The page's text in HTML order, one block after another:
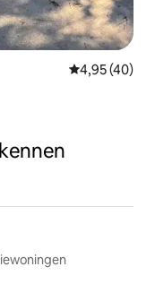
Gemiddelde
4,95 (40)